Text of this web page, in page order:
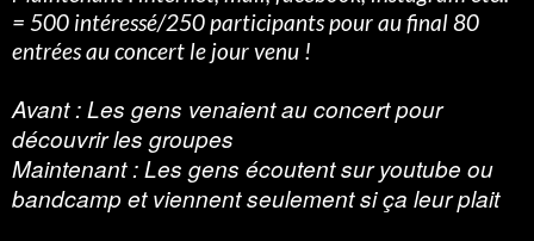
= 500 intéressé/250 participants pour au final 80
entrées au concert le jour venu !
Avant : Les gens venaient au concert pour
découvrir les groupes
Maintenant : Les gens écoutent sur youtube ou
bandcamp et viennent seulement si ça leur plait